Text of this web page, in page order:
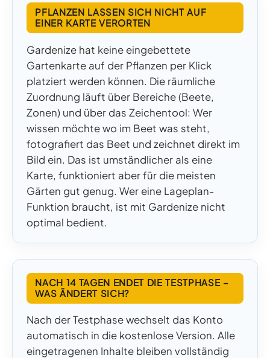
PFLANZEN LASSEN SICH NICHT AUF
EINER KARTE VERORTEN
Gardenize hat keine eingebettete
Gartenkarte auf der Pflanzen per Klick
platziert werden können. Die räumliche
Zuordnung läuft über Bereiche (Beete,
Zonen) und über das Zeichentool: Wer
wissen möchte wo im Beet was steht,
fotografiert das Beet und zeichnet direkt im
Bild ein. Das ist umständlicher als eine
Karte, funktioniert aber für die meisten
Gärten gut genug. Wer eine Lageplan-
Funktion braucht, ist mit Gardenize nicht
optimal bedient.
NACH 14 TAGEN ENDET DIE TESTPHASE –
WAS ÄNDERT SICH?
Nach der Testphase wechselt das Konto
automatisch in die kostenlose Version. Alle
eingetragenen Inhalte bleiben vollständig